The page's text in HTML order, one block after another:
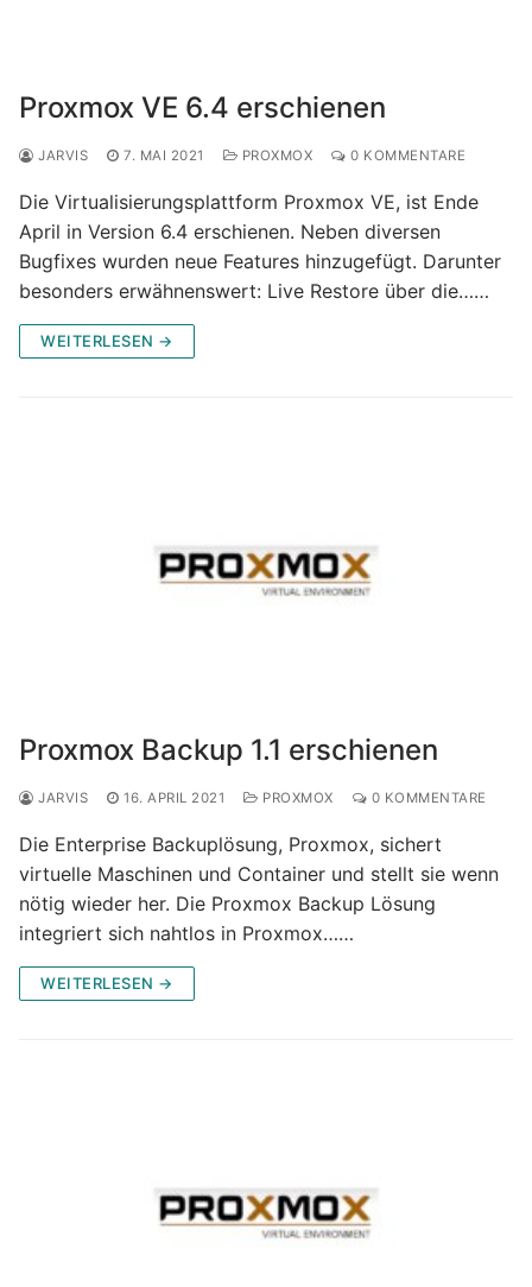
Proxmox VE 6.4 erschienen
JARVIS 7. MAI 2021 PROXMOX 0 KOMMENTARE
Die Virtualisierungsplattform Proxmox VE, ist Ende
April in Version 6.4 erschienen. Neben diversen
Bugfixes wurden neue Features hinzugefügt. Darunter
besonders erwähnenswert: Live Restore über die……
WEITERLESEN →
Proxmox Backup 1.1 erschienen
JARVIS 16. APRIL 2021 PROXMOX 0 KOMMENTARE
Die Enterprise Backuplösung, Proxmox, sichert
virtuelle Maschinen und Container und stellt sie wenn
nötig wieder her. Die Proxmox Backup Lösung
integriert sich nahtlos in Proxmox……
WEITERLESEN →